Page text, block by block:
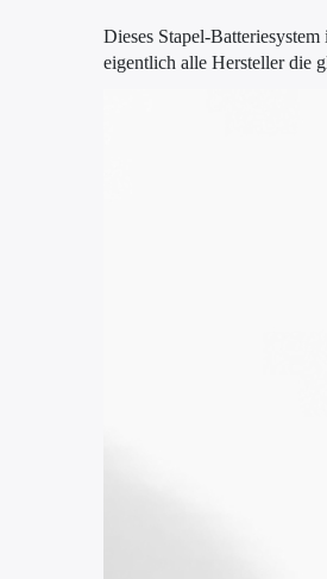
Dieses Stapel-
eigentlich alle Hersteller die